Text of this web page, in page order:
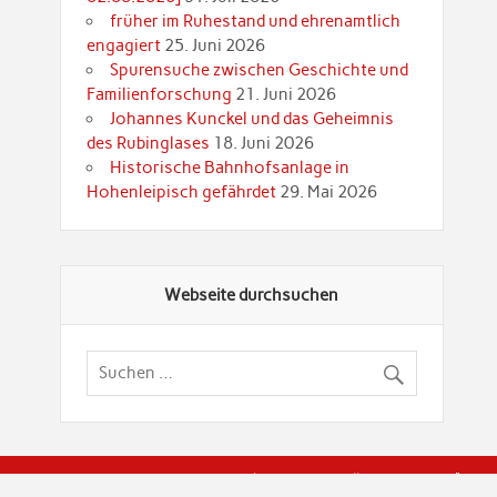
früher im Ruhestand und ehrenamtlich
engagiert 25. Juni 2026
Spurensuche zwischen Geschichte und
Familienforschung 21. Juni 2026
Johannes Kunckel und das Geheimnis
des Rubinglases 18. Juni 2026
Historische Bahnhofsanlage in
Hohenleipisch gefährdet 29. Mai 2026
Webseite durchsuchen
© Brandenburgische Genealogische Gesellschaft (BGG)